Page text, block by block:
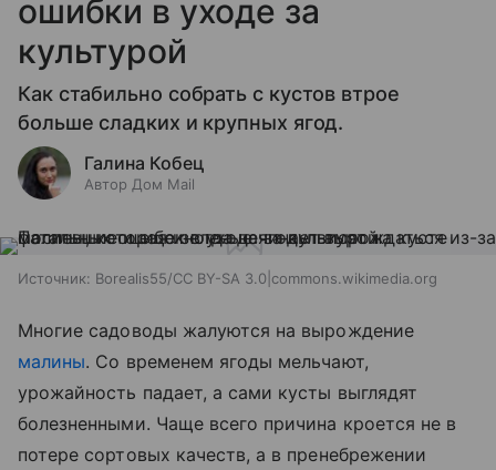
ошибки в уходе за
культурой
Как стабильно собрать с кустов втрое
больше сладких и крупных ягод.
Галина Кобец
Автор Дом Mail
Источник: Borealis55/CC BY-SA 3.0|commons.wikimedia.org
Многие садоводы жалуются на вырождение
малины. Со временем ягоды мельчают,
урожайность падает, а сами кусты выглядят
болезненными. Чаще всего причина кроется не в
потере сортовых качеств, а в пренебрежении